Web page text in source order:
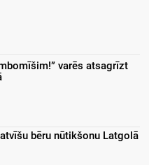
varēs atsagrīzt
bēru nūtikšonu Latgolā